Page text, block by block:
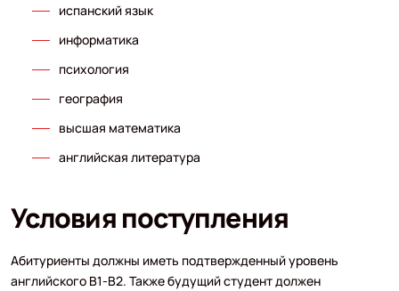
испанский язык
информатика
психология
география
высшая математика
английская литература
Условия поступления
Абитуриенты должны иметь подтвержденный уровень
английского В1-В2. Также будущий студент должен